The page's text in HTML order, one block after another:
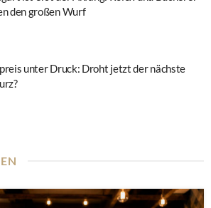
den großen Wurf
unter Druck: Droht jetzt der nächste